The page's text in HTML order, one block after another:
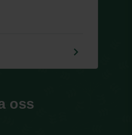
keyboard_arrow_right
oss